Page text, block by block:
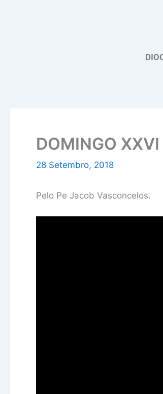
DOMINGO
28 Setembro, 2018
Pelo Pe Jacob Vasconcelos.